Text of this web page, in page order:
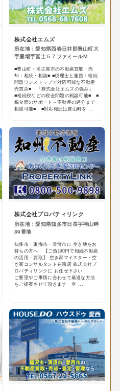
株式会社エムズ
所在地：愛知県西春日井郡豊山町大
字豊場字冨士５７ファミールＭ
■豊山町・名古屋市の不動産買取・売
却・相続・相談■ ■税理士と連携：相続
問題ワンストップで対応可能な不動産
売買店■ 『株式会社エムズの強み』
■相続税などの税金問題の相談可能■ ■
税金面のサポート～不動産の処分まで
相談可能■ ■対応範囲は豊山町を ...
株式会社プロパティリンク
所在地：愛知県知多市日長字神山畔
89番地
知多市・東海市・常滑市に 空き地をお
持ちの方へ 【ご負担0円で相続不動産
の活用・買取】 空き家マイスター・空
き家コンサルタント在籍店 株式会社プ
ロパティリンクに お任せ下さい！
ご要望やご事情に合わせて最適な方法
をご提案させて頂きます 空 ...